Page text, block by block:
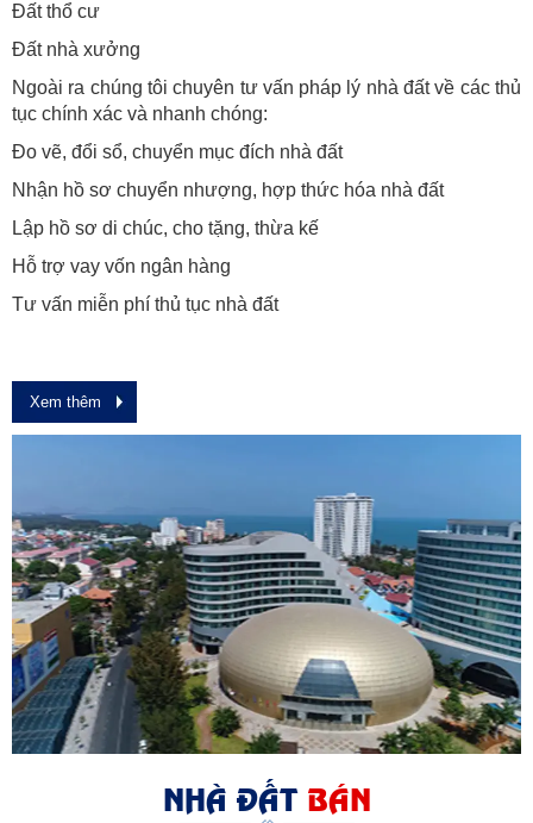
Đất thổ cư
Đất nhà xưởng
Ngoài ra chúng tôi chuyên tư vấn pháp lý nhà đất về các thủ
tục chính xác và nhanh chóng:
Đo vẽ, đổi sổ, chuyển mục đích nhà đất
Nhận hồ sơ chuyển nhượng, hợp thức hóa nhà đất
Lập hồ sơ di chúc, cho tặng, thừa kế
Hỗ trợ vay vốn ngân hàng
Tư vấn miễn phí thủ tục nhà đất
Xem thêm
NHÀ ĐẤT BÁN